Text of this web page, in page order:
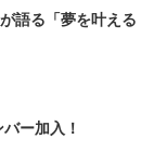
語る「夢を叶える
ー加入！